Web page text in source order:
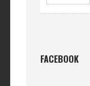
FACEBOOK